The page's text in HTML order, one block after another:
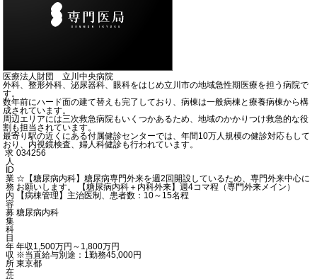
医療法人財団 立川中央病院
外科、整形外科、泌尿器科、眼科をはじめ立川市の地域急性期医療を担う病院で
す。
数年前にハード面の建て替えも完了しており、病棟は一般病棟と療養病棟から構
成されています。
周辺エリアには三次救急病院もいくつかあるため、地域のかかりつけ救急的な役
割も担当されています。
最寄り駅の近くにある付属健診センターでは、年間10万人規模の健診対応もして
おり、内視鏡検査、婦人科健診も行われています。
求
人
ID
034256
業
務
内
容
☆【糖尿病内科】糖尿病専門外来を週2回開設しているため、専門外来中心に
お願いします。 【糖尿病内科＋内科外来】週4コマ程（専門外来メイン）
【病棟管理】主治医制、患者数：10～15名程
募
集
科
目
糖尿病内科
年
収
年収1,500万円～1,800万円
※当直給与別途：1勤務45,000円
所
在
東京都